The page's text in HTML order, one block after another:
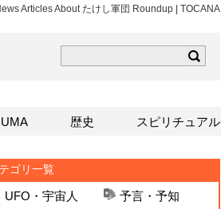
Articles About たけし軍団 Roundup | TOCANA
ゴリ一覧
UFO・宇宙人
予言・予知
UMA 歴史 スピリチュアル